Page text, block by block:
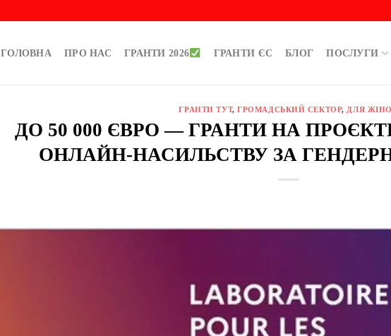
ГОЛОВНА ПРО НАС ГРАНТИ 2026 ГРАНТИ ЄС БЛОГ ПОСЛУГИ
ГРАНТИ ТУТ,ГРОМАДСЬКИЙ СЕКТОР, ДЛЯ
ДО 50 000 ЄВРО — ГРАНТИ НА
ОНЛАЙН-НАСИЛЬСТВУ ЗА